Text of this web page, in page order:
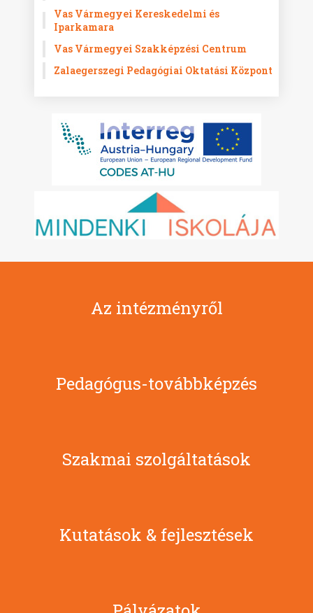
Vas Vármegyei Kereskedelmi és
Iparkamara
Vas Vármegyei Szakképzési Centrum
Zalaegerszegi Pedagógiai Oktatási Központ
Az intézményről
Pedagógus-továbbképzés
Szakmai szolgáltatások
Kutatások & fejlesztések